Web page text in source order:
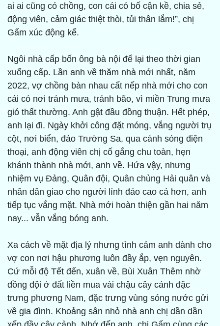
ai ai cũng có chồng, con cái có bố cận kề, chia sẻ,
động viên, cảm giác thiệt thòi, tủi thân lắm!”, chị
Gấm xúc động kể.
Ngôi nhà cấp bốn ông bà nội để lại theo thời gian
xuống cấp. Lần anh về thăm nhà mới nhất, năm
2022, vợ chồng bàn nhau cất nếp nhà mới cho con
cái có nơi tránh mưa, tránh bão, vì miền Trung mưa
gió thất thường. Anh gật đầu đồng thuận. Hết phép,
anh lại đi. Ngày khởi công đặt móng, vắng người trụ
cột, nơi biển, đảo Trường Sa, qua cánh sóng điện
thoại, anh động viên chị cố gắng chu toàn, hẹn
khánh thành nhà mới, anh về. Hứa vậy, nhưng
nhiệm vụ Đảng, Quân đội, Quân chủng Hải quân và
nhân dân giao cho người lính đảo cao cả hơn, anh
tiếp tục vắng mặt. Nhà mới hoàn thiện gần hai năm
nay... vẫn vắng bóng anh.
Xa cách về mặt địa lý nhưng tình cảm anh dành cho
vợ con nơi hậu phương luôn đầy ắp, vẹn nguyên.
Cứ mỗi độ Tết đến, xuân về, Bùi Xuân Thêm nhờ
đồng đội ở đất liền mua vài chậu cây cảnh đặc
trưng phương Nam, đặc trưng vùng sóng nước gửi
về gia đình. Khoảng sân nhỏ nhà anh chị dần dần